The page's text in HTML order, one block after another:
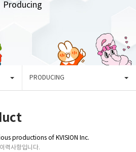
Producing
PRODUCING
productions of KVISION Inc.
력사항입니다.